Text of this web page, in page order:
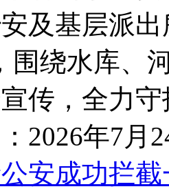
及基层派
围绕水库、
传，全力
2026年7月
安成功拦